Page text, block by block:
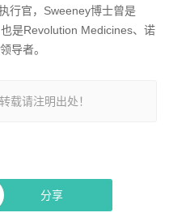
行官，Sweeney博士曾是
是Revolution Medicines、诺
导者。
载请注明出处！
分享